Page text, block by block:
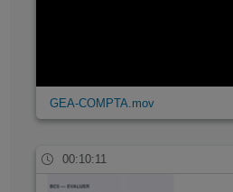
GEA-COMPTA.mov
00:10:11